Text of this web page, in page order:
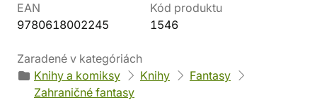
EAN
9780618002245
Kód produktu
1546
Zaradené v kategóriách
Knihy a komiksy
Knihy
Fantasy
Zahraničné fantasy